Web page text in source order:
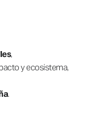
,
y ecosistema,
.